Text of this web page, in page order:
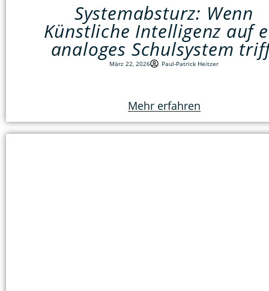
Systemabsturz: Wenn
Künstliche Intelligenz auf
analoges Schulsystem
März 22, 2026 Paul-Patrick Heitzer
Mehr erfahren